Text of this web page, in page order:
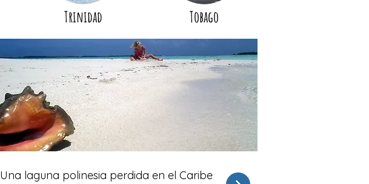
Tobago
Trinidad
Una laguna polinesia perdida en el Caribe